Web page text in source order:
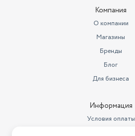
Компания
О компании
Магазины
Бренды
Блог
Для бизнеса
Информация
Условия оплаты